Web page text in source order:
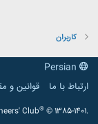
کاربران
ارتباط با ما
قوانین و
Club® © 1385-1401.